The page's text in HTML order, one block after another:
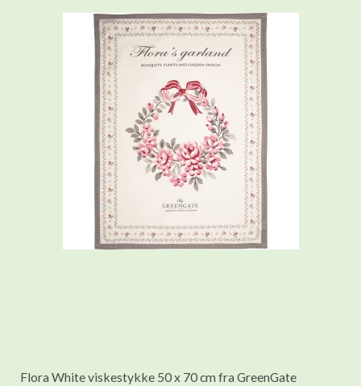
Flora White viskestykke 50 x 70 cm fra GreenGate